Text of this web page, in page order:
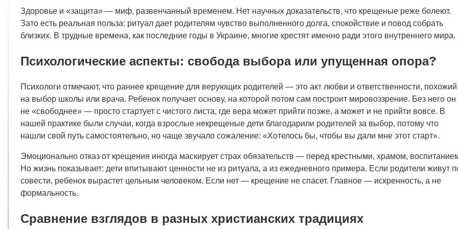
Здоровье и «защита» — миф, развенчанный временем. Нет научных доказательств, что крещеные реже болеют.
Зато есть реальная польза: ритуал дает родителям чувство выполненного долга, спокойствие и повод собрать
близких. В трудные времена, как последние годы в Украине, многие крестят именно ради этого внутреннего мира.
Психологические аспекты: свобода выбора или упущенная опора?
Психологи отмечают, что раннее крещение для верующих родителей — это акт любви и ответственности, похожий
на выбор школы или врача. Ребенок получает основу, на которой потом сам построит мировоззрение. Без него он
не «свободнее» — просто стартует с чистого листа, где вера может прийти позже, а может и не прийти вовсе. В
нашей практике были случаи, когда взрослые некрещеные дети благодарили родителей за выбор, потому что
нашли свой путь самостоятельно, но чаще звучало сожаление: «Хотелось бы, чтобы вы дали мне этот старт».
Эмоционально отказ от крещения иногда маскирует страх обязательств — перед крестными, храмом,
Но жизнь показывает: дети впитывают ценности не из ритуала, а из ежедневного примера. Если родители живут
совести, ребенок вырастет цельным человеком. Если нет — крещение не спасет. Главное — искренность, а не
формальность.
Сравнение взглядов в разных христианских традициях